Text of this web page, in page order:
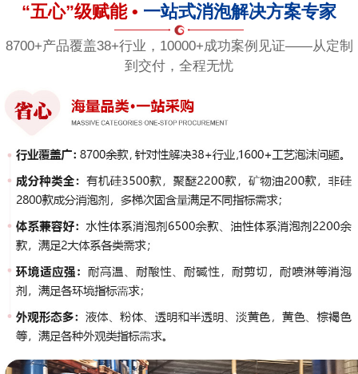
“五心”级赋能 • 一站式消泡解决方案专家
8700+产品覆盖38+行业，10000+成功案例见证——从定制
到交付，全程无忧